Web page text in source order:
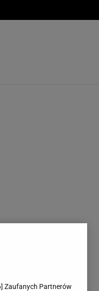
] Zaufanych Partnerów